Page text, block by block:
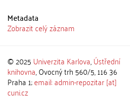
Metadata
Zobrazit celý záznam
© 2025 Univerzita Karlova,Ústřední
knihovna, Ovocný trh 560/5, 116 36
Praha 1;email: admin-repozitar [at]
cuni.cz